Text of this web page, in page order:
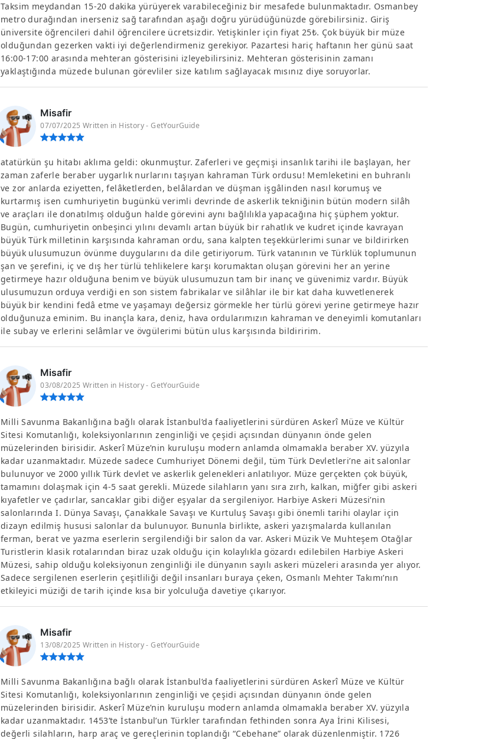
Taksim meydandan 15-20 dakika yürüyerek varabileceğiniz bir mesafede bulunmaktadır. Osmanbey
metro durağından inerseniz sağ tarafından aşağı doğru yürüdüğünüzde görebilirsiniz. Giriş
üniversite öğrencileri dahil öğrencilere ücretsizdir. Yetişkinler için fiyat 25₺. Çok büyük bir müze
olduğundan gezerken vakti iyi değerlendirmeniz gerekiyor. Pazartesi hariç haftanın her günü saat
16:00-17:00 arasında mehteran gösterisini izleyebilirsiniz. Mehteran gösterisinin zamanı
yaklaştığında müzede bulunan görevliler size katılım sağlayacak mısınız diye soruyorlar.
Misafir
07/07/2025 Written in History - GetYourGuide
atatürkün şu hitabı aklıma geldi: okunmuştur. Zaferleri ve geçmişi insanlık tarihi ile başlayan, her
zaman zaferle beraber uygarlık nurlarını taşıyan kahraman Türk ordusu! Memleketini en buhranlı
ve zor anlarda eziyetten, felâketlerden, belâlardan ve düşman işgâlinden nasıl korumuş ve
kurtarmış isen cumhuriyetin bugünkü verimli devrinde de askerlik tekniğinin bütün modern silâh
ve araçları ile donatılmış olduğun halde görevini aynı bağlılıkla yapacağına hiç şüphem yoktur.
Bugün, cumhuriyetin onbeşinci yılını devamlı artan büyük bir rahatlık ve kudret içinde kavrayan
büyük Türk milletinin karşısında kahraman ordu, sana kalpten teşekkürlerimi sunar ve bildirirken
büyük ulusumuzun övünme duygularını da dile getiriyorum. Türk vatanının ve Türklük toplumunun
şan ve şerefini, iç ve dış her türlü tehlikelere karşı korumaktan oluşan görevini her an yerine
getirmeye hazır olduğuna benim ve büyük ulusumuzun tam bir inanç ve güvenimiz vardır. Büyük
ulusumuzun orduya verdiği en son sistem fabrikalar ve silâhlar ile bir kat daha kuvvetlenerek
büyük bir kendini fedâ etme ve yaşamayı değersiz görmekle her türlü görevi yerine getirmeye hazır
olduğunuza eminim. Bu inançla kara, deniz, hava ordularımızın kahraman ve deneyimli komutanları
ile subay ve erlerini selâmlar ve övgülerimi bütün ulus karşısında bildiririm.
Misafir
03/08/2025 Written in History - GetYourGuide
Milli Savunma Bakanlığına bağlı olarak İstanbul’da faaliyetlerini sürdüren Askerî Müze ve Kültür
Sitesi Komutanlığı, koleksiyonlarının zenginliği ve çeşidi açısından dünyanın önde gelen
müzelerinden birisidir. Askerî Müze’nin kuruluşu modern anlamda olmamakla beraber XV. yüzyıla
kadar uzanmaktadır. Müzede sadece Cumhuriyet Dönemi değil, tüm Türk Devletleri’ne ait salonlar
bulunuyor ve 2000 yıllık Türk devlet ve askerlik gelenekleri anlatılıyor. Müze gerçekten çok büyük,
tamamını dolaşmak için 4-5 saat gerekli. Müzede silahların yanı sıra zırh, kalkan, miğfer gibi askeri
kıyafetler ve çadırlar, sancaklar gibi diğer eşyalar da sergileniyor. Harbiye Askeri Müzesi’nin
salonlarında I. Dünya Savaşı, Çanakkale Savaşı ve Kurtuluş Savaşı gibi önemli tarihi olaylar için
dizayn edilmiş hususi salonlar da bulunuyor. Bununla birlikte, askeri yazışmalarda kullanılan
ferman, berat ve yazma eserlerin sergilendiği bir salon da var. Askeri Müzik Ve Muhteşem Otağlar
Turistlerin klasik rotalarından biraz uzak olduğu için kolaylıkla gözardı edilebilen Harbiye Askeri
Müzesi, sahip olduğu koleksiyonun zenginliği ile dünyanın sayılı askeri müzeleri arasında yer alıyor.
Sadece sergilenen eserlerin çeşitliliği değil insanları buraya çeken, Osmanlı Mehter Takımı’nın
etkileyici müziği de tarih içinde kısa bir yolculuğa davetiye çıkarıyor.
Misafir
13/08/2025 Written in History - GetYourGuide
Milli Savunma Bakanlığına bağlı olarak İstanbul’da faaliyetlerini sürdüren Askerî Müze ve Kültür
Sitesi Komutanlığı, koleksiyonlarının zenginliği ve çeşidi açısından dünyanın önde gelen
müzelerinden birisidir. Askerî Müze’nin kuruluşu modern anlamda olmamakla beraber XV. yüzyıla
kadar uzanmaktadır. 1453’te İstanbul’un Türkler tarafından fethinden sonra Aya İrini Kilisesi,
değerli silahların, harp araç ve gereçlerinin toplandığı “Cebehane” olarak düzenlenmiştir. 1726